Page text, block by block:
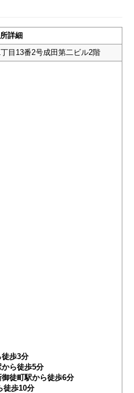
詳細
目13番2号成田第二ビル2階
歩3分
ら徒歩5分
徒町駅から徒歩6分
徒歩10分